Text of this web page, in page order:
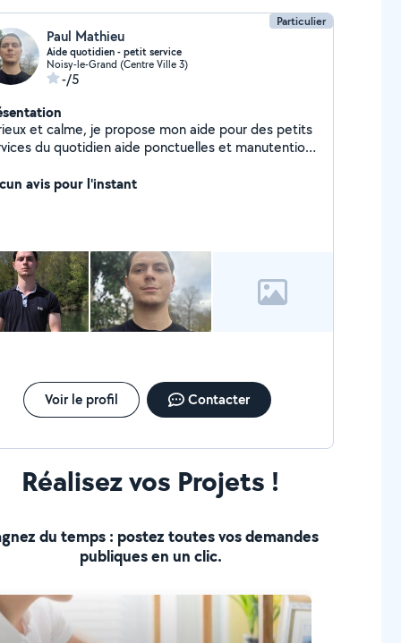
Particulier
Paul Mathieu
Aide quotidien - petit service
Noisy-le-Grand (Centre Ville 3)
-/5
et calme, je propose mon aide pour des petits
du quotidien aide ponctuelles et manutention
Sans véhicule.
avis pour l'instant
Voir le profil Contacter
Réalisez vos Projets !
du temps : postez toutes vos demandes
publiques en un clic.